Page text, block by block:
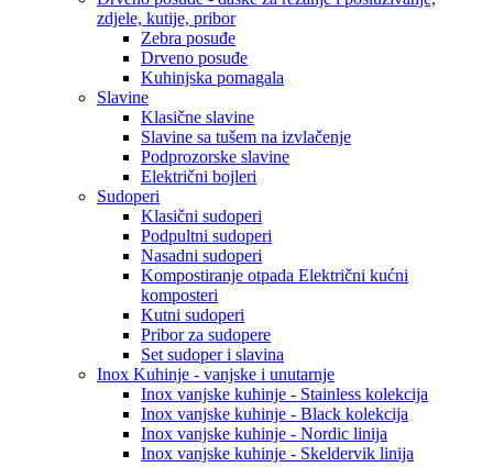
zdjele, kutije, pribor
Zebra posuđe
Drveno posuđe
Kuhinjska pomagala
Slavine
Klasične slavine
Slavine sa tušem na izvlačenje
Podprozorske slavine
Električni bojleri
Sudoperi
Klasični sudoperi
Podpultni sudoperi
Nasadni sudoperi
Kompostiranje otpada Električni kućni
komposteri
Kutni sudoperi
Pribor za sudopere
Set sudoper i slavina
Inox Kuhinje - vanjske i unutarnje
Inox vanjske kuhinje - Stainless kolekcija
Inox vanjske kuhinje - Black kolekcija
Inox vanjske kuhinje - Nordic linija
Inox vanjske kuhinje - Skeldervik linija